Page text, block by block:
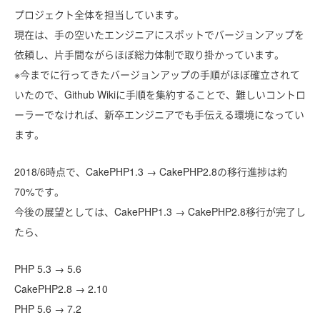
プロジェクト全体を担当しています。
現在は、手の空いたエンジニアにスポットでバージョンアップを
依頼し、片手間ながらほぼ総力体制で取り掛かっています。
※今までに行ってきたバージョンアップの手順がほぼ確立されて
いたので、Github Wikiに手順を集約することで、難しいコントロ
ーラーでなければ、新卒エンジニアでも手伝える環境になってい
ます。
2018/6時点で、CakePHP1.3 → CakePHP2.8の移行進捗は約
70%です。
今後の展望としては、CakePHP1.3 → CakePHP2.8移行が完了し
たら、
PHP 5.3 → 5.6
CakePHP2.8 → 2.10
PHP 5.6 → 7.2